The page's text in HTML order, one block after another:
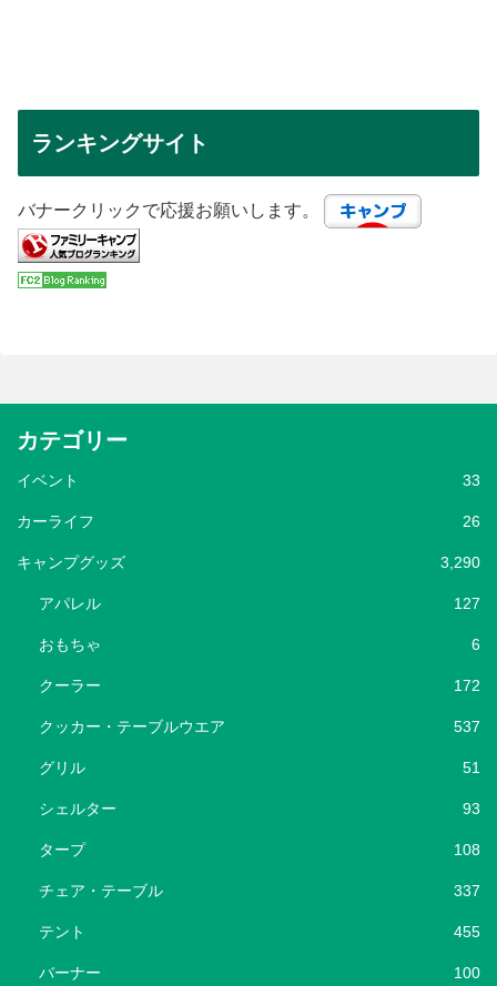
ランキングサイト
バナークリックで応援お願いします。
カテゴリー
イベント 33
カーライフ 26
キャンプグッズ 3,290
アパレル 127
おもちゃ 6
クーラー 172
クッカー・テーブルウエア 537
グリル 51
シェルター 93
タープ 108
チェア・テーブル 337
テント 455
バーナー 100